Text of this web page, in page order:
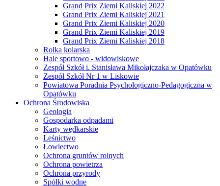
Grand Prix Ziemi Kaliskiej 2022
Grand Prix Ziemi Kaliskiej 2021
Grand Prix Ziemi Kaliskiej 2020
Grand Prix Ziemi Kaliskiej 2019
Grand Prix Ziemi Kaliskiej 2018
Rolka kolarska
Hale sportowo - widowiskowe
Zespół Szkół i. Stanisława Mikołajczaka w Opatówku
Zespół Szkół Nr 1 w Liskowie
Powiatowa Poradnia Psychologiczno-Pedagogiczna w
Opatówku
Ochrona Środowiska
Geologia
Gospodarka odpadami
Karty wędkarskie
Leśnictwo
Łowiectwo
Ochrona gruntów rolnych
Ochrona powietrza
Ochrona przyrody
Spółki wodne